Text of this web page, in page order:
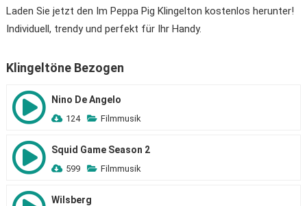
Laden Sie jetzt den Im Peppa Pig Klingelton kostenlos herunter!
Individuell, trendy und perfekt für Ihr Handy.
Klingeltöne Bezogen
Nino De Angelo
124 Filmmusik
Squid Game Season 2
599 Filmmusik
Wilsberg